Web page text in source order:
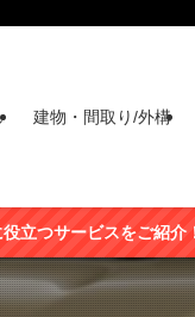
建物・間取り/外構
役立つサービスをご紹